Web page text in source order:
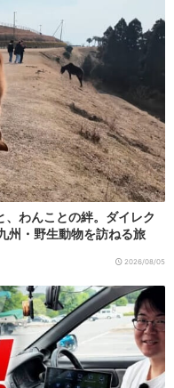
、わんことの絆。ダイレク
州・野生動物を訪ねる旅
2026/08/05